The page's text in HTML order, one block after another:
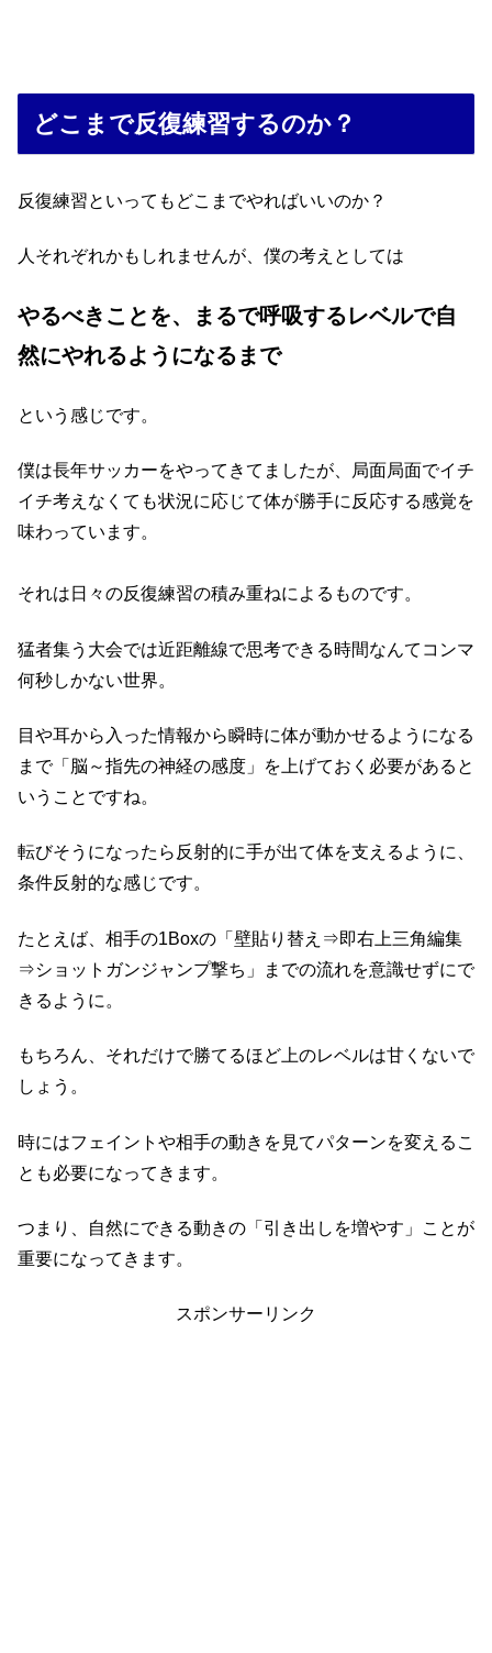
どこまで反復練習するのか？
反復練習といってもどこまでやればいいのか？
人それぞれかもしれませんが、僕の考えとしては
やるべきことを、まるで呼吸するレベルで自
然にやれるようになるまで
という感じです。
僕は長年サッカーをやってきてましたが、局面局面でイチ
イチ考えなくても状況に応じて体が勝手に反応する感覚を
味わっています。
それは日々の反復練習の積み重ねによるものです。
猛者集う大会では近距離線で思考できる時間なんてコンマ
何秒しかない世界。
目や耳から入った情報から瞬時に体が動かせるようになる
まで「脳～指先の神経の感度」を上げておく必要があると
いうことですね。
転びそうになったら反射的に手が出て体を支えるように、
条件反射的な感じです。
たとえば、相手の1Boxの「壁貼り替え⇒即右上三角編集
⇒ショットガンジャンプ撃ち」までの流れを意識せずにで
きるように。
もちろん、それだけで勝てるほど上のレベルは甘くないで
しょう。
時にはフェイントや相手の動きを見てパターンを変えるこ
とも必要になってきます。
つまり、自然にできる動きの「引き出しを増やす」ことが
重要になってきます。
スポンサーリンク